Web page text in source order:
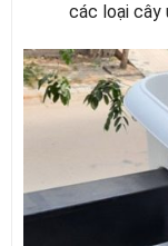
các loại cây